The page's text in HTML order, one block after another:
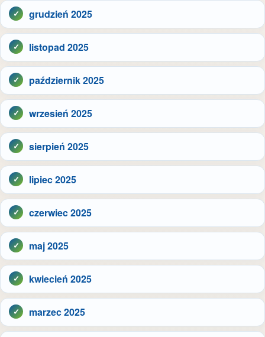
grudzień 2025
listopad 2025
październik 2025
wrzesień 2025
sierpień 2025
lipiec 2025
czerwiec 2025
maj 2025
kwiecień 2025
marzec 2025